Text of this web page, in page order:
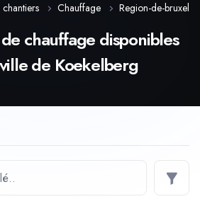
Chauffage Region-de-
chauffage disponibles
de Koekelberg